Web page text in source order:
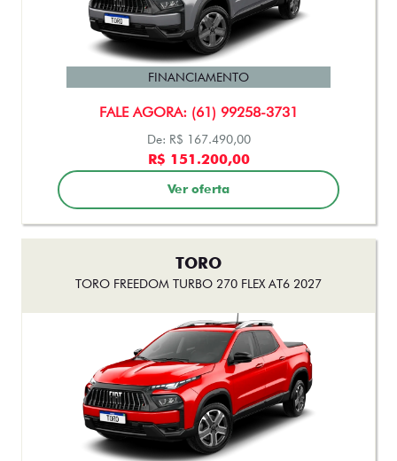
FALE AGORA: (61) 99258-3731
FINANCIAMENTO
De: R$ 167.490,00
R$ 151.200,00
Ver oferta
TORO
TORO FREEDOM TURBO 270 FLEX AT6 2027